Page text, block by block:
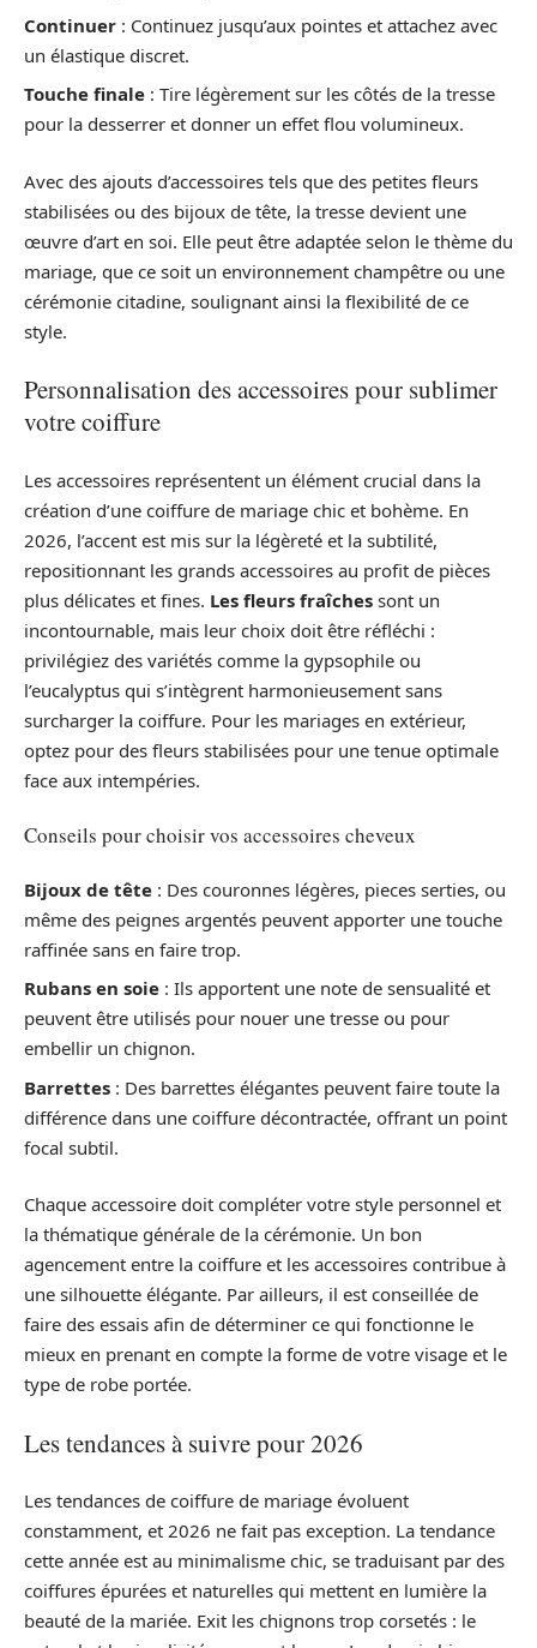
Continuer : Continuez jusqu’aux pointes et attachez avec
un élastique discret.
Touche finale : Tire légèrement sur les côtés de la tresse
pour la desserrer et donner un effet flou volumineux.
Avec des ajouts d’accessoires tels que des petites fleurs
stabilisées ou des bijoux de tête, la tresse devient une
œuvre d’art en soi. Elle peut être adaptée selon le thème du
mariage, que ce soit un environnement champêtre ou une
cérémonie citadine, soulignant ainsi la flexibilité de ce
style.
Personnalisation des accessoires pour sublimer
votre coiffure
Les accessoires représentent un élément crucial dans la
création d’une coiffure de mariage chic et bohème. En
2026, l’accent est mis sur la légèreté et la subtilité,
repositionnant les grands accessoires au profit de pièces
plus délicates et fines. Les fleurs fraîches sont un
incontournable, mais leur choix doit être réfléchi :
privilégiez des variétés comme la gypsophile ou
l’eucalyptus qui s’intègrent harmonieusement sans
surcharger la coiffure. Pour les mariages en extérieur,
optez pour des fleurs stabilisées pour une tenue optimale
face aux intempéries.
Conseils pour choisir vos accessoires cheveux
Bijoux de tête : Des couronnes légères, pieces serties, ou
même des peignes argentés peuvent apporter une touche
raffinée sans en faire trop.
Rubans en soie : Ils apportent une note de sensualité et
peuvent être utilisés pour nouer une tresse ou pour
embellir un chignon.
Barrettes : Des barrettes élégantes peuvent faire toute la
différence dans une coiffure décontractée, offrant un point
focal subtil.
Chaque accessoire doit compléter votre style personnel et
la thématique générale de la cérémonie. Un bon
agencement entre la coiffure et les accessoires contribue à
une silhouette élégante. Par ailleurs, il est conseillée de
faire des essais afin de déterminer ce qui fonctionne le
mieux en prenant en compte la forme de votre visage et le
type de robe portée.
Les tendances à suivre pour 2026
Les tendances de coiffure de mariage évoluent
constamment, et 2026 ne fait pas exception. La tendance
cette année est au minimalisme chic, se traduisant par des
coiffures épurées et naturelles qui mettent en lumière la
beauté de la mariée. Exit les chignons trop corsetés : le